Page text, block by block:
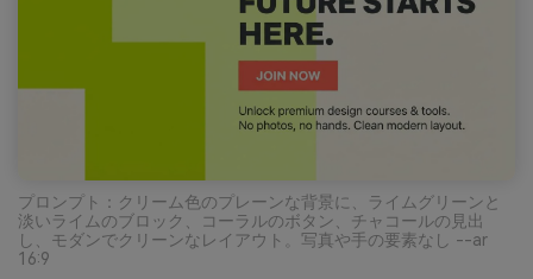
プロンプト：クリーム色のプレーンな背景に、ライムグリーンと
淡いライムのブロック、コーラルのボタン、チャコールの見出
し、モダンでクリーンなレイアウト。写真や手の要素なし --ar
16:9